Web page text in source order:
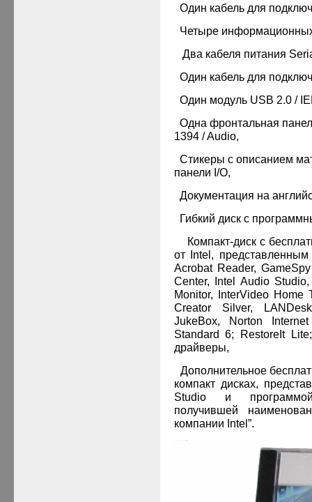
Один кабель для
Четыре
Два кабеля питания
Один кабель для
Один модуль USB 2.0 /
Одна фронтальная
1394 /Audio,
Стикеры с описанием
панели I/O,
Документация на
Гибкий диск с
Компакт-диск с
от Intel,
Acrobat Reader,
Center, Intel Audio
Monitor, InterVideo Home
Creator Silver,
JukeBox, Norton
Standard 6; RestoreIt
драйверы,
Дополнительное
компакт дисках,
Studio
и
получившей
компании Intel ”.